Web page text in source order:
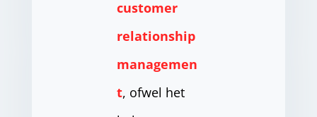
customer
relationship
managemen
t, ofwel het